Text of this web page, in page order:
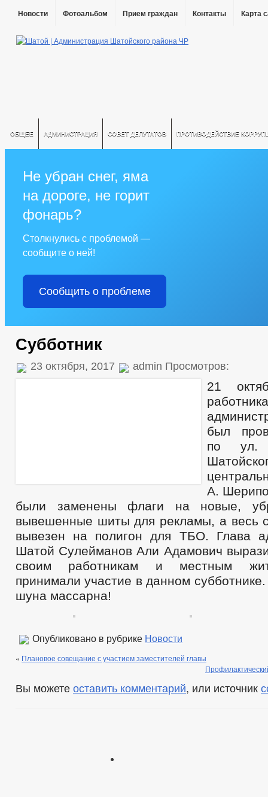
Новости Фотоальбом Прием граждан Контакты Карта
ОБЩЕЕ АДМИНИСТРАЦИЯ СОВЕТ ДЕПУТАТОВ ПРОТИВОДЕЙСТВИЕ
Не убран снег, яма
на дороге, не горит
фонарь?
Столкнулись с проблемой —
сообщите о ней!
Сообщить о проблеме
Субботник
23 октября, 2017 admin Просмотров:
21
был
по ул.
А.
были заменены флаги на новые,
вывешенные шиты для рекламы, а весь
вывезен на полигон для ТБО. Глава
Шатой Сулейманов Али Адамович
своим работникам и местным
принимали участие в данном
шуна массарна!
Опубликовано в рубрике Новости
« Плановое совещание с участием заместителей главы
Вы можете оставить комментарий, или источник